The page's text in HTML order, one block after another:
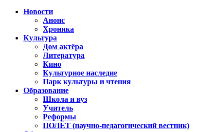
Новости
Анонс
Хроника
Культура
Дом актёра
Литература
Кино
Культурное наследие
Парк культуры и чтения
Образование
Школа и вуз
Учитель
Реформы
ПОЛЁТ (научно-педагогический вестник)